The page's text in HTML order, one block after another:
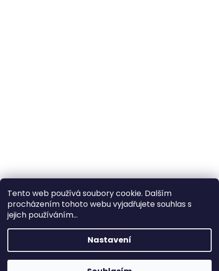
Tento web používá soubory cookie. Dalším
procházením tohoto webu vyjadřujete souhlas s
jejich používáním...
Nastavení
×
Hledáte nejvýhodnější cenu? Získáte jí
pomocíregistrace